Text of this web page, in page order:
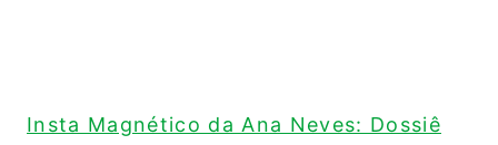
Insta Magnético da Ana Neves: Dossiê